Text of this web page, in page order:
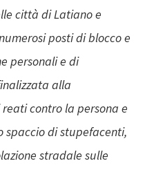
città di Latiano e
posti di blocco e
personali e di
alla
contro la persona e
spaccio di stupefacenti,
stradale sulle